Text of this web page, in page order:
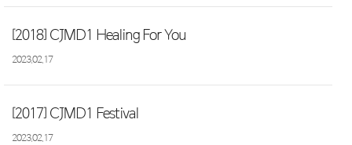
[2018] CJMD1 Healing For You
2023.02.17
[2017] CJMD1 Festival
2023.02.17